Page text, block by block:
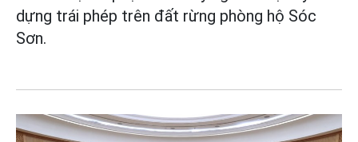
dựng trái phép trên đất rừng phòng hộ Sóc
Sơn.